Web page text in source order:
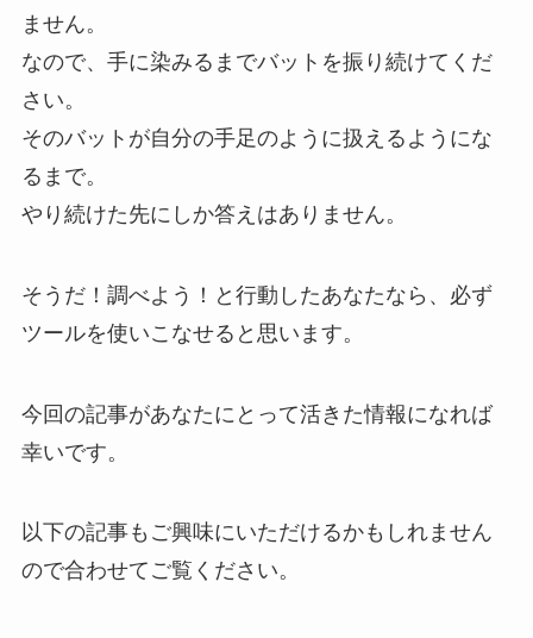
ません。
なので、手に染みるまでバットを振り続けてくだ
さい。
そのバットが自分の手足のように扱えるようにな
るまで。
やり続けた先にしか答えはありません。
そうだ！調べよう！と行動したあなたなら、必ず
ツールを使いこなせると思います。
今回の記事があなたにとって活きた情報になれば
幸いです。
以下の記事もご興味にいただけるかもしれません
ので合わせてご覧ください。